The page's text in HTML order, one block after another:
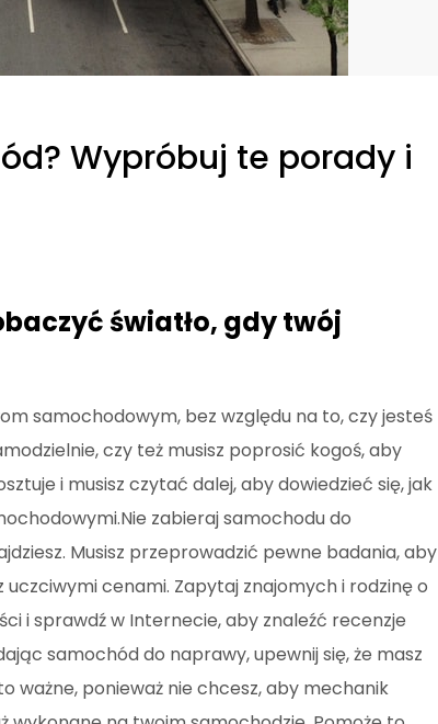
Wypróbuj te porady i
światło, gdy twój
samochodowym, bez względu na to, czy jesteś
czy też musisz poprosić kogoś, aby
i musisz czytać dalej, aby dowiedzieć się, jak
zabieraj samochodu do
Musisz przeprowadzić pewne badania, aby
cenami. Zapytaj znajomych i rodzinę o
i sprawdź w Internecie, aby znaleźć recenzje
samochód do naprawy, upewnij się, że masz
ważne, ponieważ nie chcesz, aby mechanik